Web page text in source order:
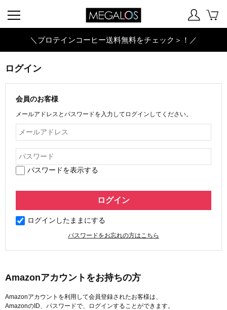
＼プロテインコーヒー送料無料をチェック＞！／
ログイン
会員のお客様
メールアドレスとパスワードを入力してログインしてください。
パスワードを表示する
ログインしたままにする
パスワードをお忘れの方はこちら
Amazonアカウントをお持ちの方
Amazonアカウントを利用して会員登録されたお客様は、
AmazonのID、パスワードで、ログインすることができます。